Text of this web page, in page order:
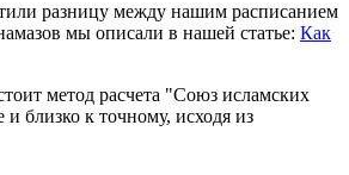
разницу между нашим расписанием
мы описали в нашей статье: Как
метод расчета "Союз исламских
близко к точному, исходя из